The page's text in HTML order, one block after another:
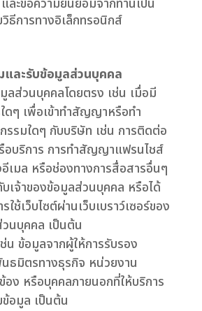
ละขอความยินยอมจากท่านเป็น
ธีการทางอิเล็กทรอนิกส์
และรับข้อมูลส่วนบุคคล
ลส่วนบุคคลโดยตรง เช่น เมื่อมี
ดๆ เพื่อเข้าทำสัญญาหรือทำ
รมใดๆ กับบริษัท เช่น การติดต่อ
อบริการ การทำสัญญาแฟรนไชส์
เมล หรือช่องทางการสื่อสารอื่นๆ
เจ้าของข้อมูลส่วนบุคคล หรือได้
ใช้เว็บไซต์ผ่านเว็บเบราว์เซอร์ของ
นบุคคล เป็นต้น
น ข้อมูลจากผู้ให้การรับรอง
ธมิตรทางธุรกิจ หน่วยงาน
อง หรือบุคคลภายนอกที่ให้บริการ
อมูล เป็นต้น